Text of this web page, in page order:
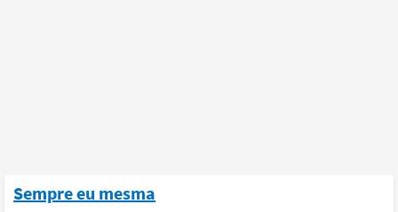
Sempre eu mesma